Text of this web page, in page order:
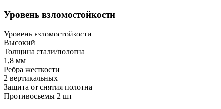
Уровень взломостойкости
Уровень взломостойкости
Высокий
Толщина стали/полотна
1,8 мм
Ребра жесткости
2 вертикальных
Защита от снятия полотна
Противосъемы 2 шт